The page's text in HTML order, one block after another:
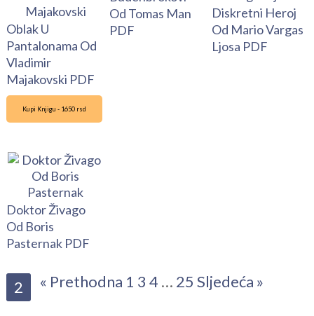
Oblak U
Pantalonama Od
Vladimir
Majakovski PDF
Od Tomas Man
PDF
Diskretni Heroj
Od Mario Vargas
Ljosa PDF
Kupi Knjigu - 1650 rsd
Doktor Živago
Od Boris
Pasternak PDF
« Prethodna 1
2 3 4 … 25 Sljedeća »